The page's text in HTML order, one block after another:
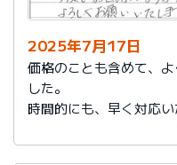
2025年7月17日
価格のことも含めて、
した。
時間的にも、早く対応